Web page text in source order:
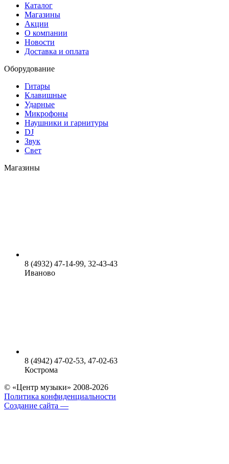
Каталог
Магазины
Акции
О компании
Новости
Доставка и оплата
Оборудование
Гитары
Клавишные
Ударные
Микрофоны
Наушники и гарнитуры
DJ
Звук
Свет
Магазины
8 (4932) 47-14-99, 32-43-43
Иваново
8 (4942) 47-02-53, 47-02-63
Кострома
© «Центр музыки» 2008-2026
Политика конфиденциальности
Создание сайта —